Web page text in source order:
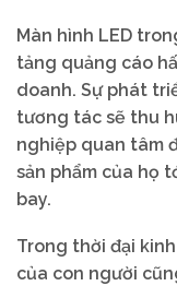
Màn hình LED
tảng quảng cáo
doanh. Sự phát
tương tác sẽ thu
nghiệp quan tâm
sản phẩm của họ
bay.
Trong thời đại
của con người